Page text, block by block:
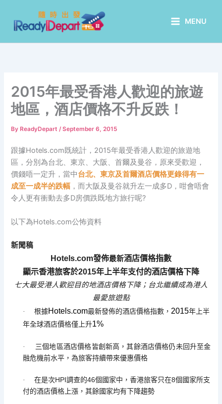
content
MENU
2015年最受香港人歡迎的旅遊
地區，酒店價格不升反跌！
By ReadyDepart/September 6, 2015
跟據Hotels.com既統計，2015年最受香港人歡迎的旅遊地
區，分別為台北、東京、大阪、首爾及曼谷，原來受歡迎，
價錢唔一定升，當中台北、東京及首爾酒店價格更錄得有一
成至一成半的跌幅 ，而大阪及曼谷就升左一成多D，咁會唔會
令人更有衝動去多D房價跌既地方旅行呢?
以下為Hotels.com公怖資料
新聞稿
Hotels.com發佈最新酒店價格指數
顯示香港旅客於2015年上半年支付的酒店價格下降
七大最受港人歡迎目的地酒店價格下降； 台北繼續成為港人
最愛旅遊點
· 根據Hotels.com最新發佈的酒店價格指數， 2015年上半
年全球酒店價格僅上升1%
· 三個地區酒店價格皆創新高，其餘酒店價格仍未回升至金
融危機前水平，為旅客持續帶來優惠價格
· 在是次HPI調查的46個國家中，香港旅客只在8個國家所支
付的酒店價格上漲，其餘國家均有下降趨勢